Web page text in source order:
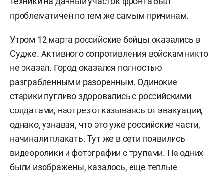
проблематичен по тем же самым причинам.
Утром 12 марта российские бойцы оказались в
Судже. Активного сопротивления войскам никто
не оказал. Город оказался полностью
разграбленным и разоренным. Одинокие
старики пугливо здоровались с российскими
солдатами, наотрез отказываясь от эвакуации,
однако, узнавая, что это уже российские части,
начинали плакать. Тут же в сети появились
видеоролики и фотографии с трупами. На одних
были изображены, казалось, еще теплые